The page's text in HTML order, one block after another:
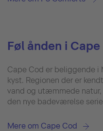
Føl ånden i
Cape Cod er beliggende i
kyst. Regionen der er
vand og utæmmede
den nye badeværelse
Mere om Cape Cod